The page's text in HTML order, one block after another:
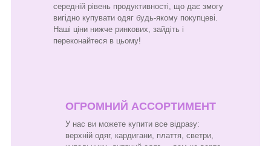
середній рівень продуктивності, що дає змогу
вигідно купувати одяг будь-якому покупцеві.
Наші ціни нижче ринкових, зайдіть і
переконайтеся в цьому!
ОГРОМНИЙ АССОРТИМЕНТ
У нас ви можете купити все відразу:
верхній одяг, кардигани, плаття, светри,